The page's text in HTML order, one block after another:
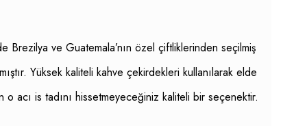
Brezilya ve Guatemala’nın özel çiftliklerinden seçilmiş
Yüksek kaliteli kahve çekirdekleri kullanılarak elde
acı is tadını hissetmeyeceğiniz kaliteli bir seçenektir.